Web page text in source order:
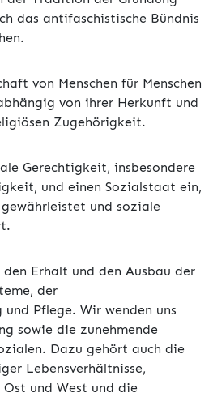
das antifaschistische Bündnis
von Menschen für Menschen
von ihrer Herkunft und
Zugehörigkeit.
Gerechtigkeit, insbesondere
und einen Sozialstaat ein,
und soziale
Erhalt und den Ausbau der
der
und Pflege. Wir wenden uns
sowie die zunehmende
Dazu gehört auch die
Lebensverhältnisse,
Ost und West und die